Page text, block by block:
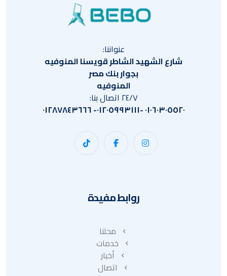
عنواننا:
شارع الشهيد الشاطر قويسنا المنوفيه
بجوار بنك مصر
المنوفيه
٢٤/٧ اتصال بنا:
٠١٠٦٠٣٠٥٥٢٠ -٠١٢٠٥٩٩٣١١١- ٠١٢٨٧٨٤٣٦٦٦
روابط مفيدة
محلنا
خدمات
أخبار
اتصال